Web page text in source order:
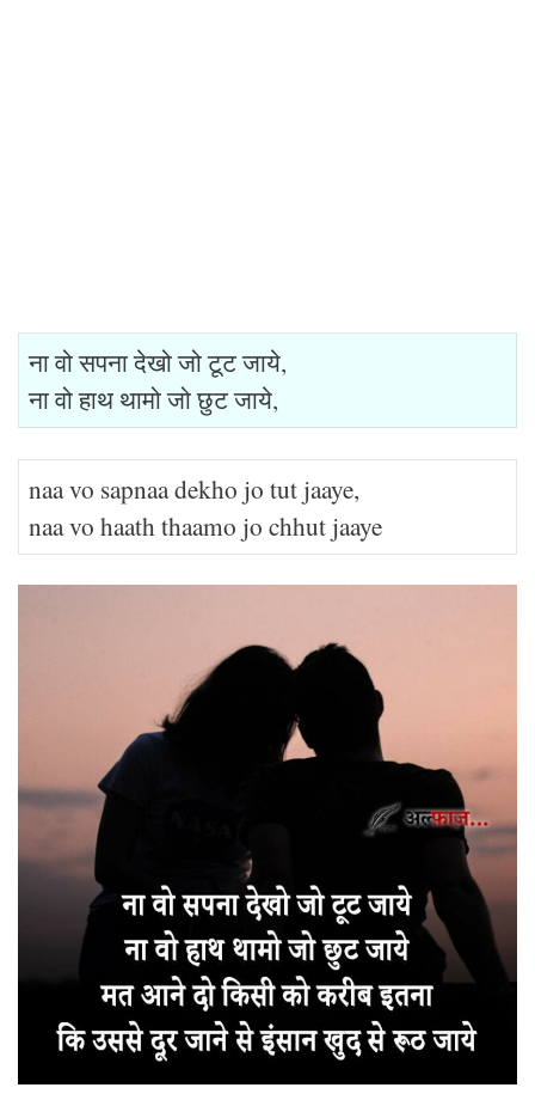
ना वो सपना देखो जो टूट जाये,
ना वो हाथ थामो जो छुट जाये,
naa vo sapnaa dekho jo tut jaaye,
naa vo haath thaamo jo chhut jaaye